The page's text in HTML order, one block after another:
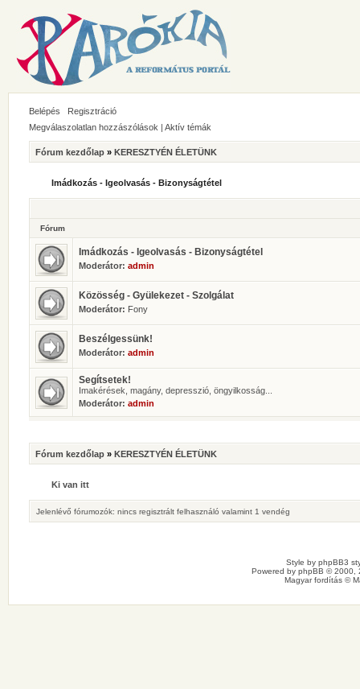
Belépés
Regisztráció
Megválaszolatlan hozzászólások | Aktív témák
Fórum kezdőlap » KERESZTYÉN ÉLETÜNK
Imádkozás - Igeolvasás - Bizonyságtétel
Fórum
Imádkozás - Igeolvasás - Bizonyságtétel
Moderátor: admin
Közösség - Gyülekezet - Szolgálat
Moderátor: Fony
Beszélgessünk!
Moderátor: admin
Segítsetek!
Imakérések, magány, depresszió, öngyilkosság...
Moderátor: admin
Fórum kezdőlap » KERESZTYÉN ÉLETÜNK
Ki van itt
Jelenlévő fórumozók: nincs regisztrált felhasználó valamint 1 vendég
Style by phpBB3
Powered by phpBB © 2000,
Magyar fordítás ©